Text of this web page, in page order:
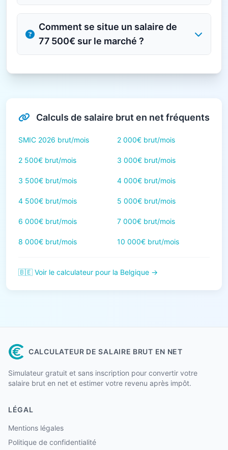
Comment se situe un salaire de
77 500€ sur le marché ?
Calculs de salaire brut en net fréquents
SMIC 2026 brut/mois 2 000€ brut/mois
2 500€ brut/mois 3 000€ brut/mois
3 500€ brut/mois 4 000€ brut/mois
4 500€ brut/mois 5 000€ brut/mois
6 000€ brut/mois 7 000€ brut/mois
8 000€ brut/mois 10 000€ brut/mois
🇧🇪 Voir le calculateur pour la Belgique →
CALCULATEUR DE SALAIRE BRUT EN NET
Simulateur gratuit et sans inscription pour convertir votre
salaire brut en net et estimer votre revenu après impôt.
LÉGAL
Mentions légales
Politique de confidentialité